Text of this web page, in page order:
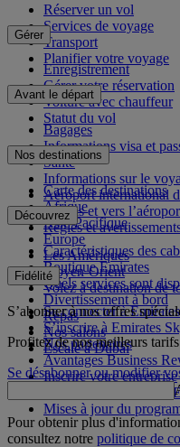
Réserver un vol
Services de voyage
Transport
Planifier votre voyage
Gérer
Enregistrement
Gérer votre réservation
Voiture avec chauffeur
Statut du vol
Avant le départ
Bagages
Informations visa et
Santé
Informations sur le
Aéroport international
Depuis et vers
Règles et
Nos destinations
Carte des destinations
Afrique
Asie-Pacifique
Europe
Les Amériques
Moyen-Orient
Volez à destination de
Découvrez
Caractéristiques des
Boutique Emirates
Quels services sont
Divertissement à bord
Repas
Nos salons
Escale à Dubai
Fidélité
Se connecter à
S’inscrire à Emirates
Nos partenaires
Avantages Business
Inscrire votre entreprise
Règles du programme
Mises à jour du
S’abonner à nos offres
Profitez de nos meilleurs
Se désabonner ou modifier
Pour obtenir plus
consultez notre politique de